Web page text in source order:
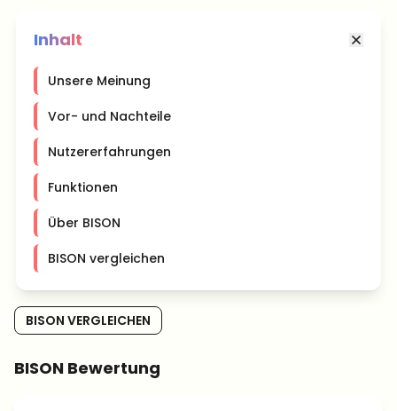
Inhalt
Unsere Meinung
Vor- und Nachteile
Nutzererfahrungen
Funktionen
Über BISON
BISON vergleichen
BISON VERGLEICHEN
BISON Bewertung